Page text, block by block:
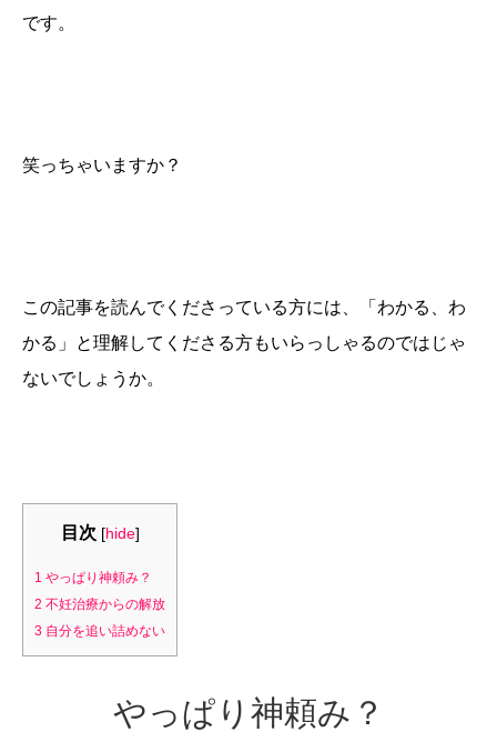
です。
笑っちゃいますか？
この記事を読んでくださっている方には、「わかる、わ
かる」と理解してくださる方もいらっしゃるのではじゃ
ないでしょうか。
目次 [hide]
1 やっぱり神頼み？
2 不妊治療からの解放
3 自分を追い詰めない
やっぱり神頼み？